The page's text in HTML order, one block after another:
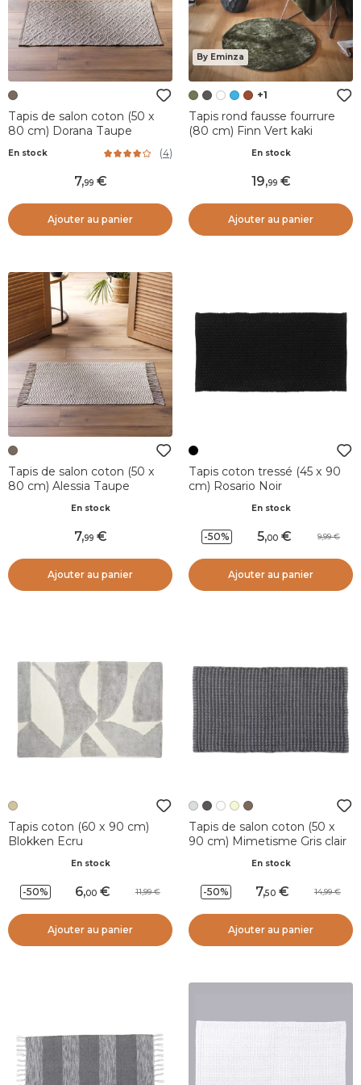
Tapis de salon coton (50 x
80 cm) Dorana Taupe
En stock (4)
7,99
Ajouter au panier
By Eminza
+1
Tapis rond fausse fourrure
(80 cm) Finn Vert kaki
En stock
19,99
Ajouter au panier
Tapis de salon coton (50 x
80 cm) Alessia Taupe
En stock
7,99
Ajouter au panier
Tapis coton tressé (45 x 90
cm) Rosario Noir
En stock
-50% 5,00 9,99
Ajouter au panier
Tapis coton (60 x 90 cm)
Blokken Ecru
En stock
-50% 6,00 11,99
Ajouter au panier
Tapis de salon coton (50 x
90 cm) Mimetisme Gris clair
En stock
-50% 7,50 14,99
Ajouter au panier